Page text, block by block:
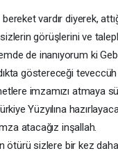
vardır diyerek,
görüşlerini ve
de inanıyorum ki
göstereceği
imzamızı atmaya
Yüzyılına
atacağız inşallah.
ötürü sizlere bir kez daha